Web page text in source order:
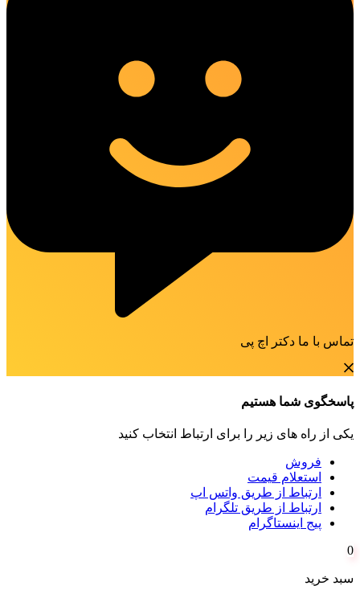
تماس با ما دکتر اچ پی
پاسخگوی شما هستیم
یکی از راه های زیر را برای ارتباط انتخاب کنید
فروش
استعلام قیمت
ارتباط از طریق واتس اپ
ارتباط از طریق تلگرام
پیج اینستاگرام
0
سبد خرید